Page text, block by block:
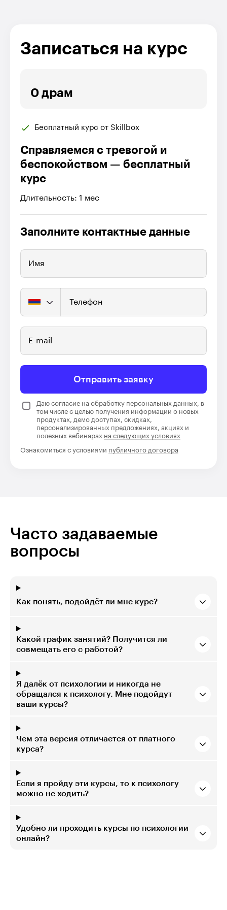
Записаться на курс
0 драм
Бесплатный курс от Skillbox
Справляемся с тревогой и
беспокойством — бесплатный
курс
Длительность: 1 мес
Заполните контактные данные
Имя
Телефон
E-mail
Отправить заявку
Даю согласие на обработку персональных данных, в
том числе с целью получения информации о новых
продуктах, демо доступах, скидках,
персонализированных предложениях, акциях и
полезных вебинарах на следующих условиях
Ознакомиться с условиями публичного договора
Часто задаваемые
вопросы
Как понять, подойдёт ли мне курс?
Какой график занятий? Получится ли
совмещать его с работой?
Я далёк от психологии и никогда не
обращался к психологу. Мне подойдут
ваши курсы?
Чем эта версия отличается от платного
курса?
Если я пройду эти курсы, то к психологу
можно не ходить?
Удобно ли проходить курсы по психологии
онлайн?